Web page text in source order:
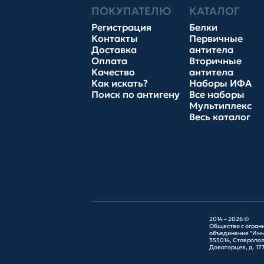
ПОКУПАТЕЛЮ
Регистрация
Контакты
Доставка
Оплата
Качество
Как искать?
Поиск по антигену
КАТАЛОГ
Белки
Первичные
антитела
Вторичные
антитела
Наборы ИФА
Все наборы
Мультиплекс
Весь каталог
2014 – 2026 ©
Общество с
объединение
355014,
Доваторцев, д.